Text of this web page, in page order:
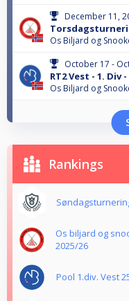
December 11,
Os Biljard og
October 17 -
RT2 Vest - 1. Div
Os Biljard og
Rankings
Os biljard og
2025/26
Pool 1.div. Vest